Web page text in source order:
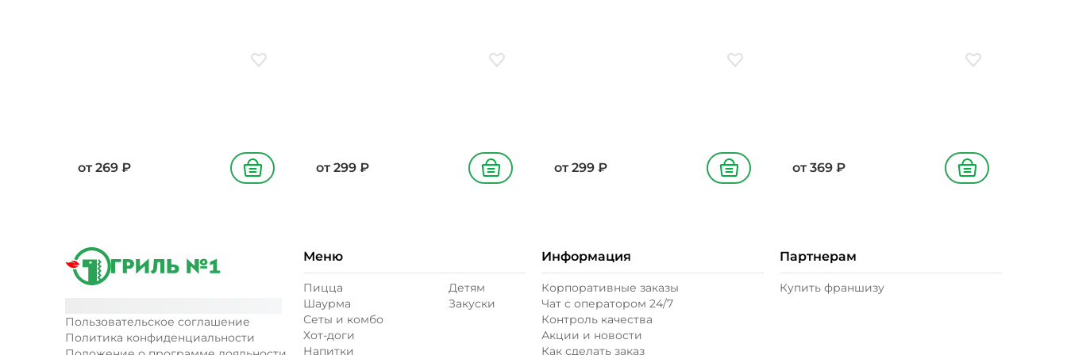
Добавить в избранное
от 269 ₽ В корзину
Добавить в избранное
от 299 ₽ В корзину
Добавить в избранное
от 299 ₽ В корзину
Добавить в
от 369 ₽ В корзину
Пользовательское соглашение
Политика конфиденциальности
Меню
Пицца
Шаурма
Сеты и комбо
Хот-доги
Напитки
Детям
Закуски
Информация
Корпоративные заказы
Чат с оператором 24/7
Контроль качества
Акции и новости
Как сделать заказ
Партнерам
Купить франшизу